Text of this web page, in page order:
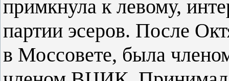
примкнула к левому,
партии эсеров. После
в Моссовете, была